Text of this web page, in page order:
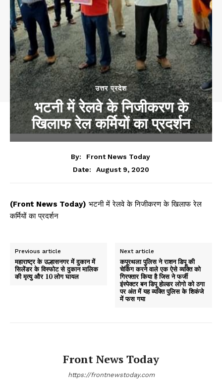
उत्तर प्रदेश
भटनी में रेलवे के निजीकरण के
खिलाफ रेल कर्मियों का प्रदर्शन
By:
Front News Today
Date:
August 9, 2020
(Front News Today) भटनी में रेलवे के निजीकरण के खिलाफ रेल
कर्मियों का प्रदर्शन
Previous article
महाराष्ट्र के उल्हासनगर में दुकान में
सिलेंडर के विस्फोट से दुकान मालिक
की मृत्यु और 10 लोग घायल
Next article
कपूरथला पुलिस ने राशन डिपू की
चेकिंग करने वाले एक ऐसे व्यक्ति को
गिरफ्तार किया है जिस ने फर्जी
इंस्पेक्टर बन डिपू होल्डर लोगो को ठगा
पर अंत में यह व्यक्ति पुलिस के शिकंजे
में फस गया
Front News Today
https://frontnewstoday.com